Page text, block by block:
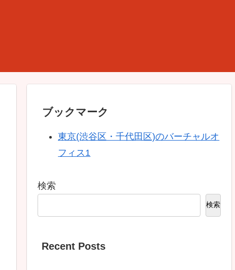
ブックマーク
東京(渋谷区・千代田区)のバーチャルオ
フィス1
検索
検索
Recent Posts